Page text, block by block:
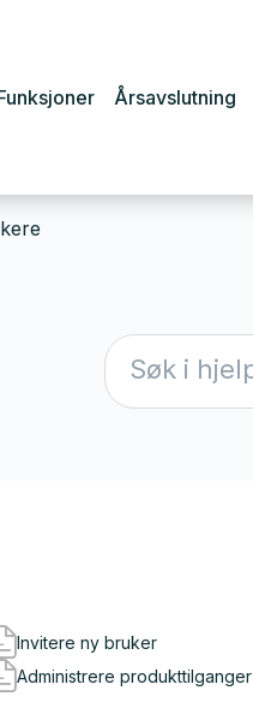
Årsavslutning
Invitere ny bruker
Administrere produkttilganger